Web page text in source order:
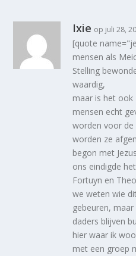
Ixie op juli 28,
[quote
mensen als
Stelling
waardig,
maar is het ook
mensen echt
worden voor
worden ze
begon met
ons eindigde
Fortuyn en
we weten wie
gebeuren,
daders blijven
hier waar ik
met een groep